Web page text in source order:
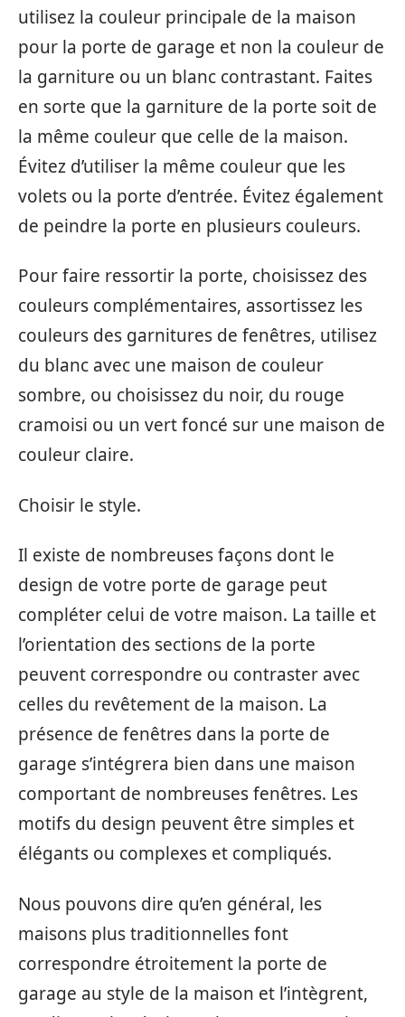
utilisez la couleur principale de la maison
pour la porte de garage et non la couleur de
la garniture ou un blanc contrastant. Faites
en sorte que la garniture de la porte soit de
la même couleur que celle de la maison.
Évitez d’utiliser la même couleur que les
volets ou la porte d’entrée. Évitez également
de peindre la porte en plusieurs couleurs.
Pour faire ressortir la porte, choisissez des
couleurs complémentaires, assortissez les
couleurs des garnitures de fenêtres, utilisez
du blanc avec une maison de couleur
sombre, ou choisissez du noir, du rouge
cramoisi ou un vert foncé sur une maison de
couleur claire.
Choisir le style.
Il existe de nombreuses façons dont le
design de votre porte de garage peut
compléter celui de votre maison. La taille et
l’orientation des sections de la porte
peuvent correspondre ou contraster avec
celles du revêtement de la maison. La
présence de fenêtres dans la porte de
garage s’intégrera bien dans une maison
comportant de nombreuses fenêtres. Les
motifs du design peuvent être simples et
élégants ou complexes et compliqués.
Nous pouvons dire qu’en général, les
maisons plus traditionnelles font
correspondre étroitement la porte de
garage au style de la maison et l’intègrent,